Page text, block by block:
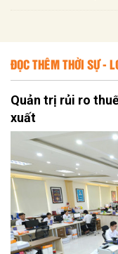
ĐỌC THÊM THỜI SỰ -
Quản trị rủi ro
xuất